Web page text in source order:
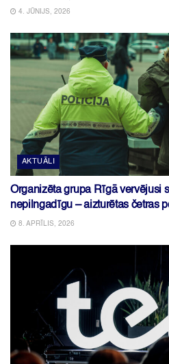
4. JŪNIJS, 2026
AKTUĀLI
Organizēta grupa Rīgā vervējusi
nepilngadīgu – aizturētas četras
8. APRĪLIS, 2026